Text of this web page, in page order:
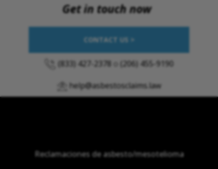
Get in touch now
CONTACT US >
(833) 427-2378 (206) 455-9190
help@asbestosclaims.law
Reclamaciones de asbesto/mesotelioma